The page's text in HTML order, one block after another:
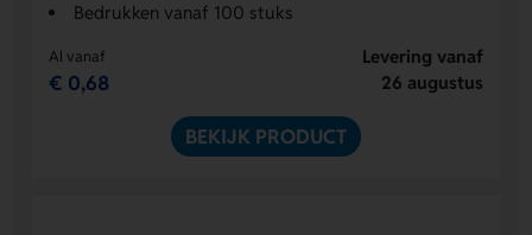
Bedrukken vanaf 100 stuks
Al vanaf
€ 0,68
Levering vanaf
26 augustus
BEKIJK PRODUCT